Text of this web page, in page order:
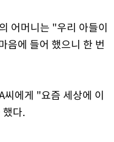
어머니는 "우리 아들이
음에 들어 했으니 한 번
에게 "요즘 세상에 이
다.